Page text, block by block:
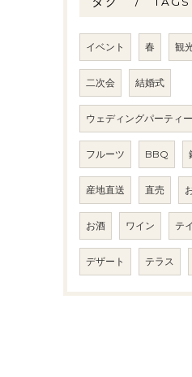
イベント 春 観
二次会 結婚式
ウェディングパーティー
フルーツ BBQ
産地直送 直売
お酒 ワイン テ
デザート テラス